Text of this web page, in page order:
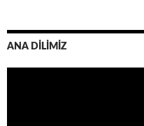
ANA DİLİMİZ